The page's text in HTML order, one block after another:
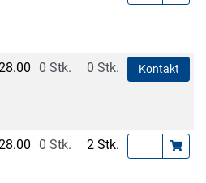
0 Stk. 0 Stk. Kontakt
0 Stk. 2 Stk.